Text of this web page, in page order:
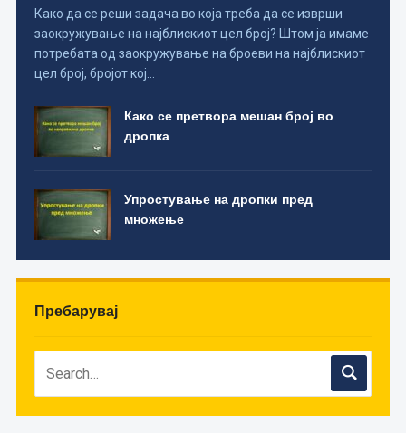
Како да се реши задача во која треба да се изврши
заокружување на најблискиот цел број? Штом ја имаме
потребата од заокружување на броеви на најблискиот
цел број, бројот кој…
Како се претвора мешан број во
дропка
Упростување на дропки пред
множење
Пребарувај